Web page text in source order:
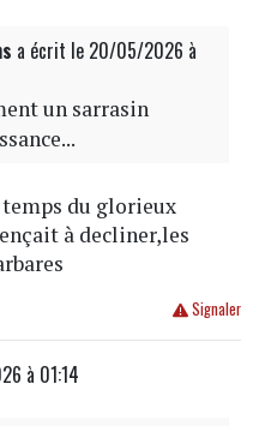
a écrit le 20/05/2026 à
un sarrasin
du glorieux
à decliner,les
Signaler
à 01:14